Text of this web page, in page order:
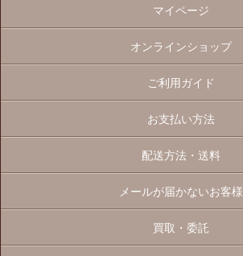
マイページ
オンラインショップ
ご利用ガイド
お支払い方法
配送方法・送料
メールが届かないお客様
買取・委託